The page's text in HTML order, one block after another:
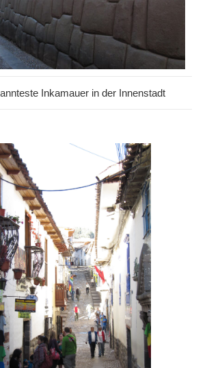
Inkamauer in der Innenstadt